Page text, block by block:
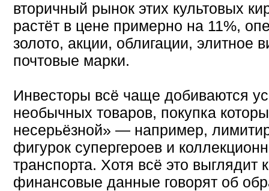
вторичный рынок этих культовых
растёт в цене примерно на 11%,
золото, акции, облигации, элитное
почтовые марки.
Инвесторы всё чаще добиваются
необычных товаров, покупка
несерьёзной» — например,
фигурок супергероев и
транспорта. Хотя всё это выглядит
финансовые данные говорят об